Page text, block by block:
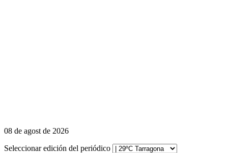
08 de agost de 2026
Seleccionar edición del periódico